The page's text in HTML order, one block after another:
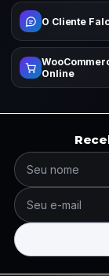
O Cliente
Online